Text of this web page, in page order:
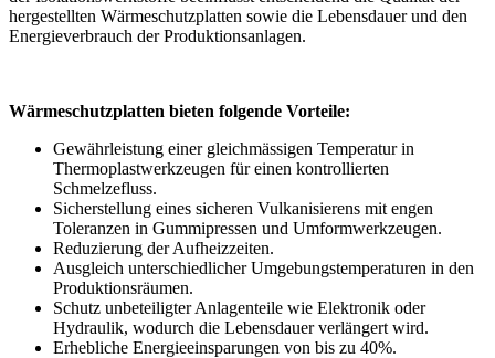
hergestellten Wärmeschutzplatten sowie die Lebensdauer und den
Energieverbrauch der Produktionsanlagen.
Wärmeschutzplatten bieten folgende Vorteile:
Gewährleistung einer gleichmässigen Temperatur in
Thermoplastwerkzeugen für einen kontrollierten
Schmelzefluss.
Sicherstellung eines sicheren Vulkanisierens mit engen
Toleranzen in Gummipressen und Umformwerkzeugen.
Reduzierung der Aufheizzeiten.
Ausgleich unterschiedlicher Umgebungstemperaturen in den
Produktionsräumen.
Schutz unbeteiligter Anlagenteile wie Elektronik oder
Hydraulik, wodurch die Lebensdauer verlängert wird.
Erhebliche Energieeinsparungen von bis zu 40%.